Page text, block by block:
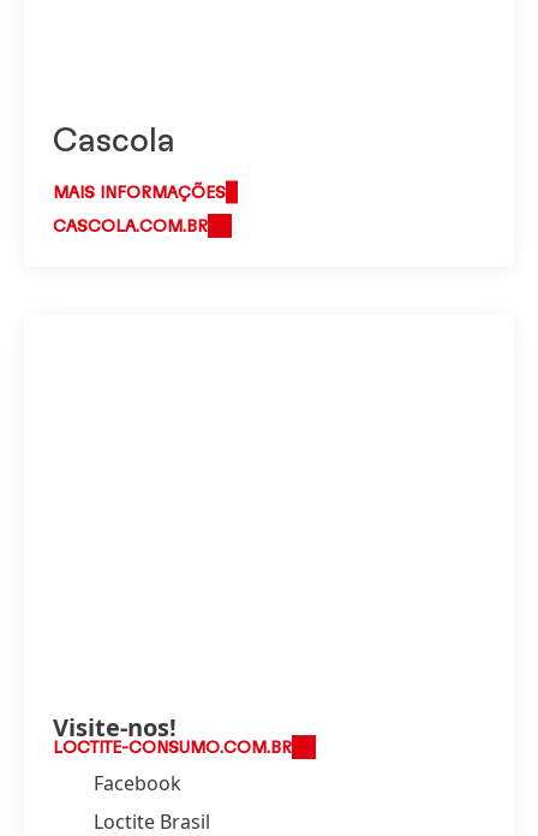
Cascola
MAIS INFORMAÇÕES
CASCOLA.COM.BR
Visite-nos!
LOCTITE-CONSUMO.COM.BR
Facebook
Loctite Brasil